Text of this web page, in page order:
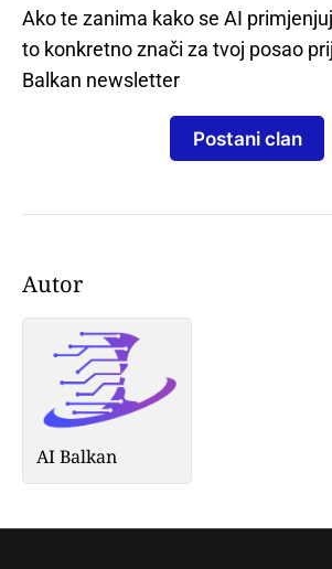
Ako te zanima kako se AI
to konkretno znači za tvoj posao
Balkan newsletter
Postani clan
Autor
AI Balkan